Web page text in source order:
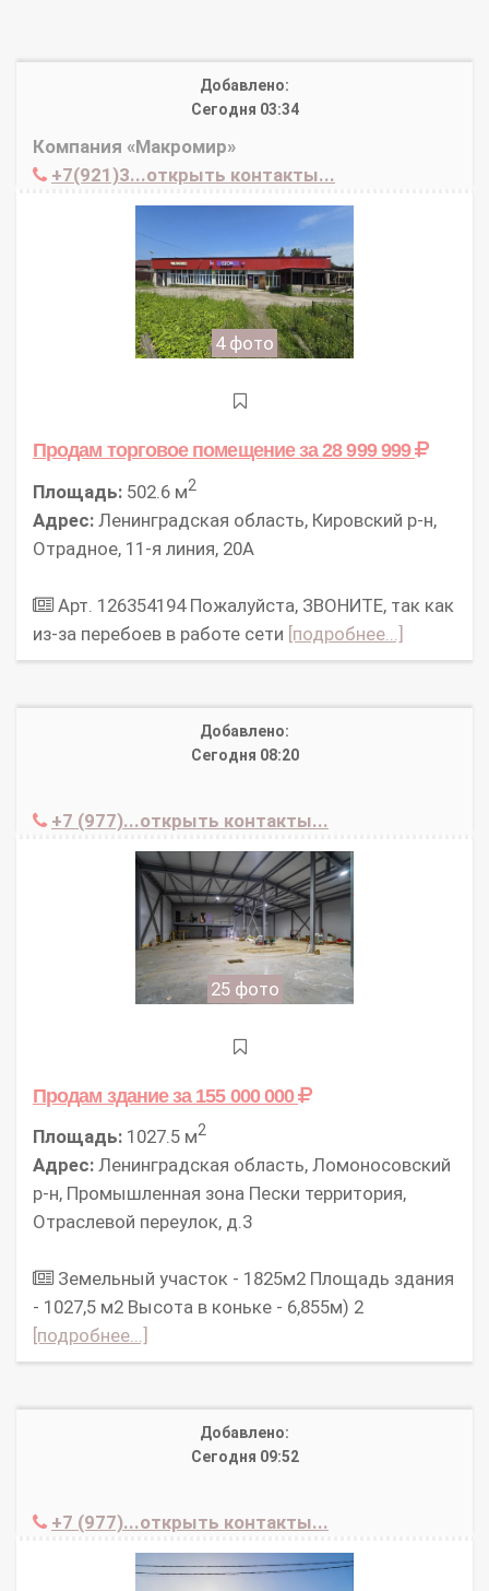
Добавлено:
Сегодня 03:34
Компания «Макромир»
+7(921)3...открыть контакты...
4 фото
Продам торговое помещениеза 28 999 999
Площадь: 502.6 м2
Адрес: Ленинградская область, Кировский р-н,
Отрадное, 11-я линия, 20А
Арт. 126354194 Пожалуйста, ЗВОНИТЕ, так как
из-за перебоев в работе сети [подробнее...]
Добавлено:
Сегодня 08:20
+7 (977)...открыть контакты...
25 фото
Продам зданиеза 155 000 000
Площадь: 1027.5 м2
Адрес: Ленинградская область, Ломоносовский
р-н, Промышленная зона Пески территория,
Отраслевой переулок, д.3
Зeмeльный учаcток - 1825м2 Площaдь здания
- 1027,5 м2 Высота в коньке - 6,855м) 2
[подробнее...]
Добавлено:
Сегодня 09:52
+7 (977)...открыть контакты...